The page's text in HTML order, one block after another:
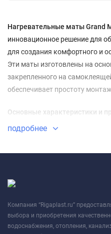
Нагревательные маты Grand
инновационное решение для
для создания комфортного и
Эти маты изготовлены на
закрепленного на
обеспечивает простоту
Основные характеристики и
матов Grand Meyer:
незаметным после укладки.
Ширина:0,5 метра, что
подробнее
Компания “Rigaplast.ru”
выбора и приобретения
водоснабжения, отопления,